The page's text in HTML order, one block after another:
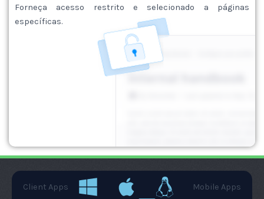
Forneça acesso restrito e selecionado a páginas
específicas.
Client Apps Mobile Apps